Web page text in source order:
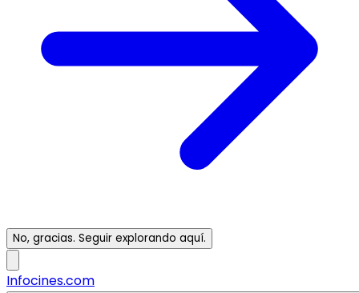
No, gracias. Seguir explorando aquí.
Infocines.com